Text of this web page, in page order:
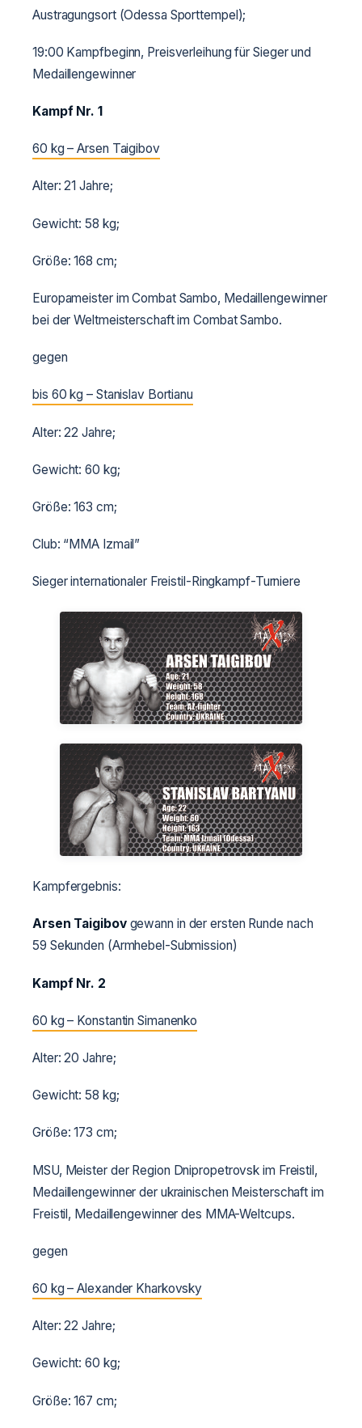
Austragungsort (Odessa Sporttempel);
19:00 Kampfbeginn, Preisverleihung für Sieger und
Medaillengewinner
Kampf Nr. 1
60 kg – Arsen Taigibov
Alter: 21 Jahre;
Gewicht: 58 kg;
Größe: 168 cm;
Europameister im Combat Sambo, Medaillengewinner
bei der Weltmeisterschaft im Combat Sambo.
gegen
bis 60 kg – Stanislav Bortianu
Alter: 22 Jahre;
Gewicht: 60 kg;
Größe: 163 cm;
Club: “MMA Izmail”
Sieger internationaler Freistil-Ringkampf-Turniere
Kampfergebnis:
Arsen Taigibovgewann in der ersten Runde nach
59 Sekunden (Armhebel-Submission)
Kampf Nr. 2
60 kg – Konstantin Simanenko
Alter: 20 Jahre;
Gewicht: 58 kg;
Größe: 173 cm;
MSU, Meister der Region Dnipropetrovsk im Freistil,
Medaillengewinner der ukrainischen Meisterschaft im
Freistil, Medaillengewinner des MMA-Weltcups.
gegen
60 kg – Alexander Kharkovsky
Alter: 22 Jahre;
Gewicht: 60 kg;
Größe: 167 cm;